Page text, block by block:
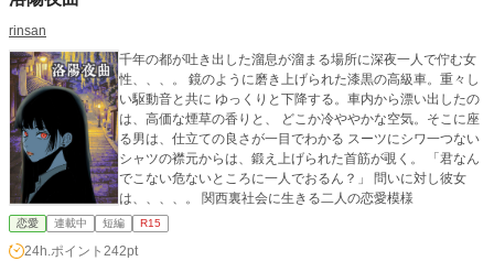
rinsan
千年の都が吐き出した溜息が溜まる場所に深夜一人で佇む女
性、、、。 鏡のように磨き上げられた漆黒の高級車。重々し
い駆動音と共に ゆっくりと下降する。車内から漂い出したの
は、高価な煙草の香りと、 どこか冷ややかな空気。そこに座
る男は、仕立ての良さが一目でわかる スーツにシワ一つない
シャツの襟元からは、鍛え上げられた首筋が覗く。 「君なん
でこない危ないところに一人でおるん？」 問いに対し彼女
は、、、、。 関西裏社会に生きる二人の恋愛模様
恋愛 連載中 短編 R15
24h.ポイント 242pt